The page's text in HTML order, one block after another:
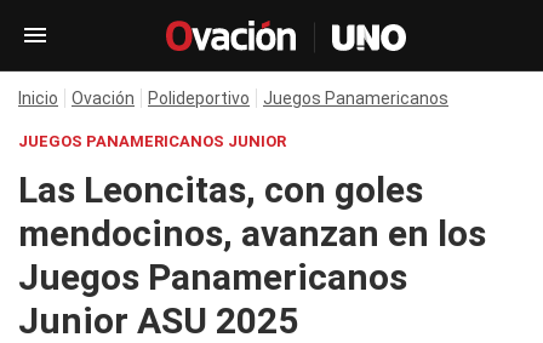
Inicio Ovación Polideportivo Juegos Panamericanos
JUEGOS PANAMERICANOS JUNIOR
Las Leoncitas, con goles
mendocinos, avanzan en los
Juegos Panamericanos
Junior ASU 2025